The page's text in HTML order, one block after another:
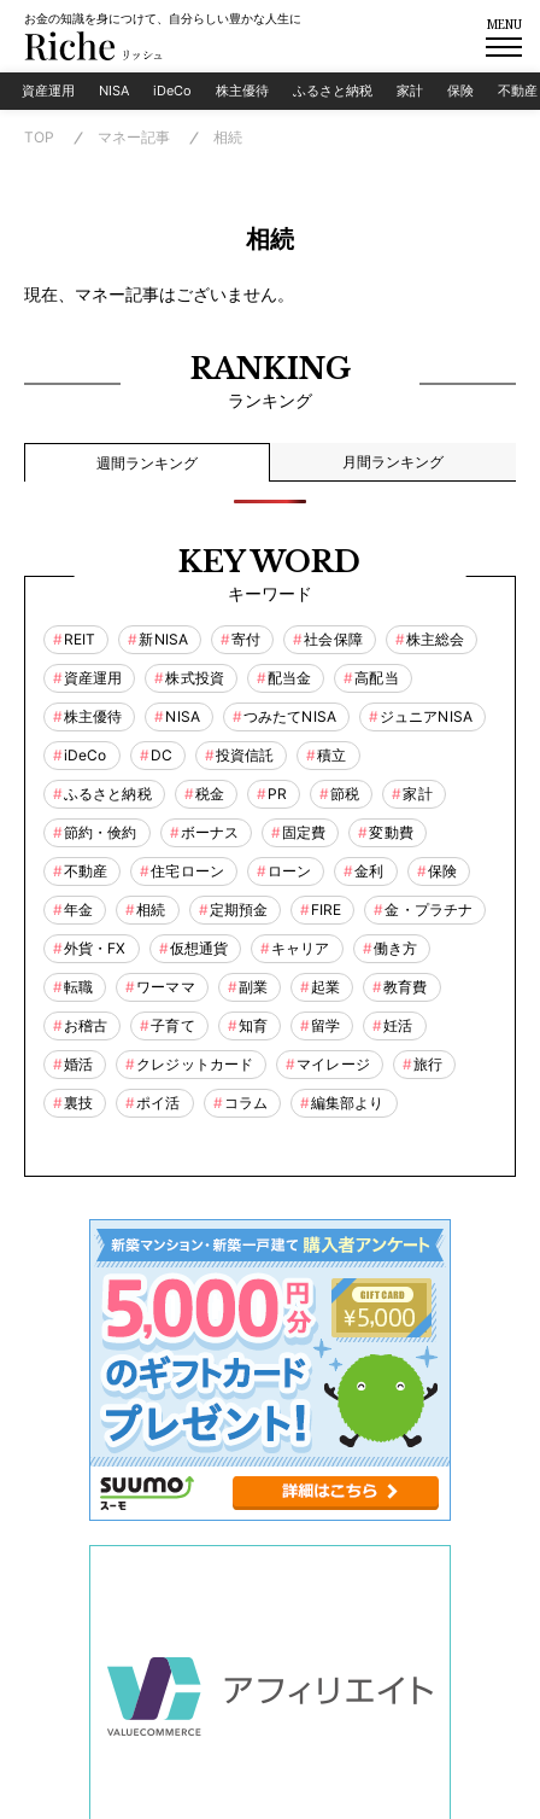
お金の知識を身につけて、自分らしい豊かな人生に MENU
資産運用 NISA iDeCo 株主優待 ふるさと納税 家計 保険 不動産
TOP マネー記事 相続
相続
現在、マネー記事はございません。
RANKING
ランキング
週間ランキング 月間ランキング
KEY WORD
キーワード
REIT 新NISA 寄付 社会保障 株主総会
資産運用 株式投資 配当金 高配当
株主優待 NISA つみたてNISA ジュニアNISA
iDeCo DC 投資信託 積立
ふるさと納税 税金 PR 節税 家計
節約・倹約 ボーナス 固定費 変動費
不動産 住宅ローン ローン 金利 保険
年金 相続 定期預金 FIRE 金・プラチナ
外貨・FX 仮想通貨 キャリア 働き方
転職 ワーママ 副業 起業 教育費
お稽古 子育て 知育 留学 妊活
婚活 クレジットカード マイレージ 旅行
裏技 ポイ活 コラム 編集部より